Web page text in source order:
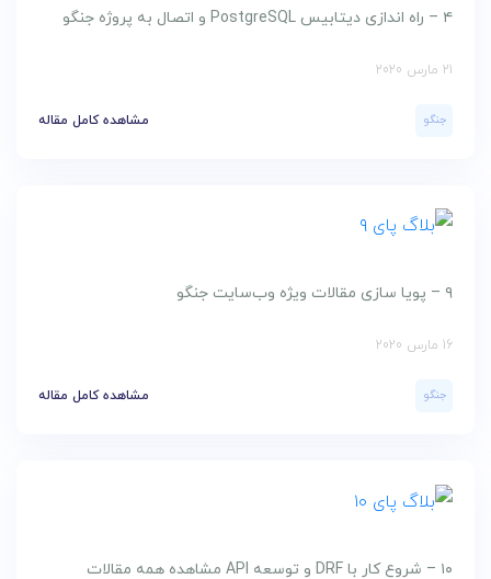
۴ – راه اندازی دیتابیس PostgreSQL و اتصال به پروژه جنگو
21 مارس 2020
جنگو مشاهده کامل مقاله
۹ – پویا سازی مقالات ویژه وب‌سایت جنگو
16 مارس 2020
جنگو مشاهده کامل مقاله
۱۰ – شروع کار با DRF و توسعه API مشاهده همه مقالات